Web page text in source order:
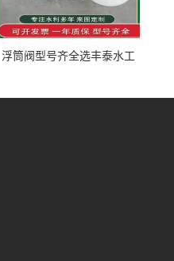
浮筒阀型号齐全选丰泰水工
道水库电站污水处理钢制闸